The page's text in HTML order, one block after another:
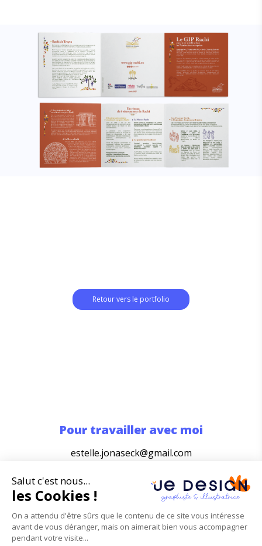
Retour vers le portfolio
Pour travailler avec moi
estelle.jonaseck@gmail.com